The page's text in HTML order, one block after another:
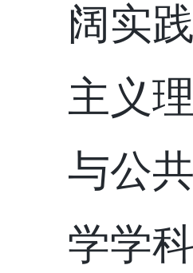
阔实
主义
与公
学学